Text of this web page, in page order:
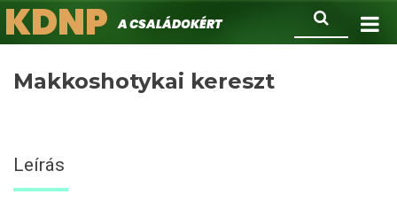
Ugrás
a
Keresés
KDNPA családokért.
Makkoshotykai kereszt
Leírás